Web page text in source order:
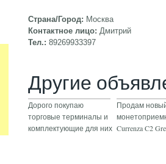
Страна/Город: Москва
Контактное лицо: Дмитрий
Тел.: 89269933397
Другие
Дорого покупаю
торговые терминалы и
комплектующие для них
Продам
Currenza C2